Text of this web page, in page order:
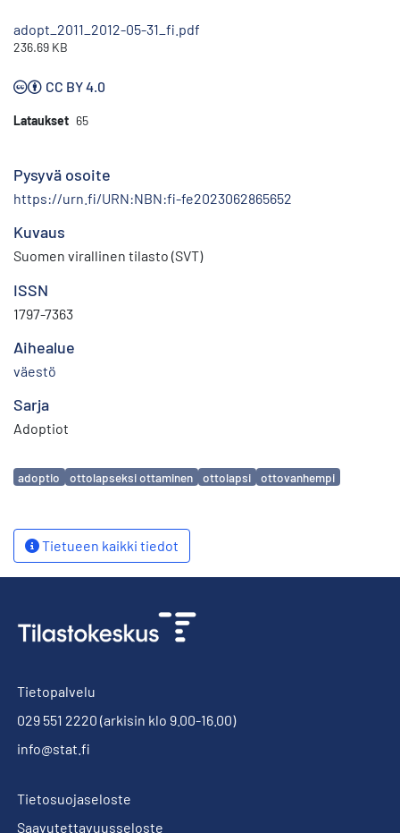
adopt_2011_2012-05-31_fi.pdf
236.69 KB
CC BY 4.0
Lataukset 65
Pysyvä osoite
https://urn.fi/URN:NBN:fi-fe2023062865652
Kuvaus
Suomen virallinen tilasto (SVT)
ISSN
1797-7363
Aihealue
väestö
Sarja
Adoptiot
Avainsanat
adoptio ottolapseksi ottaminen ottolapsi ottovanhempi
Tietueen kaikki tiedot
Tietopalvelu
029 551 2220 (arkisin klo 9.00-16.00)
info@stat.fi
Tietosuojaseloste
Saavutettavuusseloste